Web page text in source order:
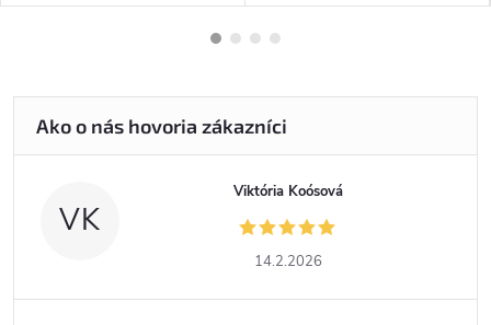
VK
Viktória Koósová
14.2.2026